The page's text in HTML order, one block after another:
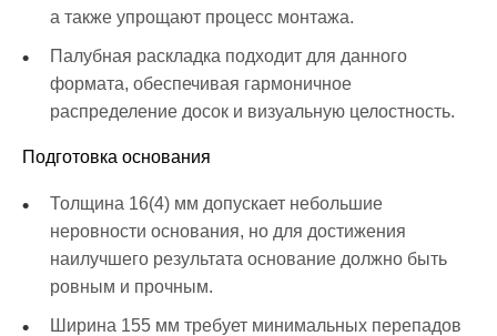
а также упрощают процесс монтажа.
Палубная раскладка подходит для данного
формата, обеспечивая гармоничное
распределение досок и визуальную целостность.
Подготовка основания
Толщина 16(4) мм допускает небольшие
неровности основания, но для достижения
наилучшего результата основание должно быть
ровным и прочным.
Ширина 155 мм требует минимальных перепадов